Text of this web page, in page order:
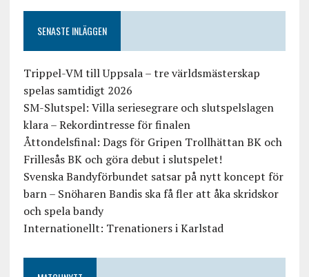
SENASTE INLÄGGEN
Trippel-VM till Uppsala – tre världsmästerskap
spelas samtidigt 2026
SM-Slutspel: Villa seriesegrare och slutspelslagen
klara – Rekordintresse för finalen
Åttondelsfinal: Dags för Gripen Trollhättan BK och
Frillesås BK och göra debut i slutspelet!
Svenska Bandyförbundet satsar på nytt koncept för
barn – Snöharen Bandis ska få fler att åka skridskor
och spela bandy
Internationellt: Trenationers i Karlstad